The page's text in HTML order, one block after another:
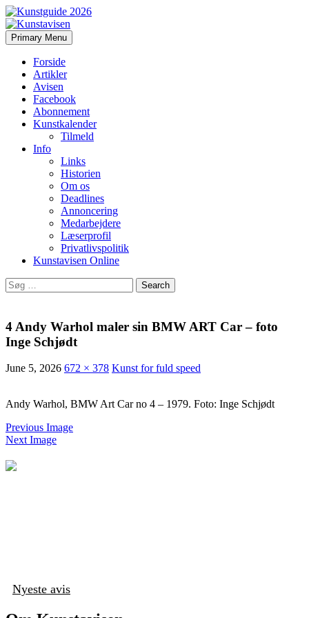
Kunstavisen
Search
Primary Menu Skip
to
Forside
Artikler
Avisen
Facebook
Abonnement
Kunstkalender
Tilmeld
Info
Links
Historien
Om os
Deadlines
Annoncering
Medarbejdere
Læserprofil
Privatlivspolitik
Kunstavisen Online
Search
for:
4 Andy Warhol maler sin BMW ART Car – foto
Inge Schjødt
June 5, 2026 672 × 378 Kunst for fuld speed
Andy Warhol, BMW Art Car no 4 – 1979. Foto: Inge Schjødt
Previous Image
Next Image
Nyeste avis